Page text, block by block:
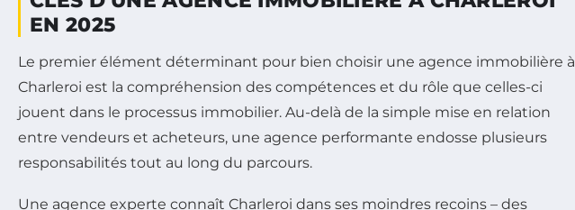
EN 2025
Le premier élément déterminant pour bien choisir une agence immobilière à
Charleroi est la compréhension des compétences et du rôle que celles-ci
jouent dans le processus immobilier. Au-delà de la simple mise en relation
entre vendeurs et acheteurs, une agence performante endosse plusieurs
responsabilités tout au long du parcours.
Une agence experte connaît Charleroi dans ses moindres recoins – des